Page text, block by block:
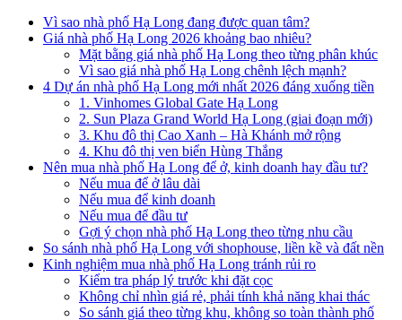
Vì sao nhà phố Hạ Long đang được quan tâm?
Giá nhà phố Hạ Long 2026 khoảng bao nhiêu?
Mặt bằng giá nhà phố Hạ Long theo từng phân khúc
Vì sao giá nhà phố Hạ Long chênh lệch mạnh?
4 Dự án nhà phố Hạ Long mới nhất 2026 đáng xuống tiền
1. Vinhomes Global Gate Hạ Long
2. Sun Plaza Grand World Hạ Long (giai đoạn mới)
3. Khu đô thị Cao Xanh – Hà Khánh mở rộng
4. Khu đô thị ven biển Hùng Thắng
Nên mua nhà phố Hạ Long để ở, kinh doanh hay đầu tư?
Nếu mua để ở lâu dài
Nếu mua để kinh doanh
Nếu mua để đầu tư
Gợi ý chọn nhà phố Hạ Long theo từng nhu cầu
So sánh nhà phố Hạ Long với shophouse, liền kề và đất nền
Kinh nghiệm mua nhà phố Hạ Long tránh rủi ro
Kiểm tra pháp lý trước khi đặt cọc
Không chỉ nhìn giá rẻ, phải tính khả năng khai thác
So sánh giá theo từng khu, không so toàn thành phố